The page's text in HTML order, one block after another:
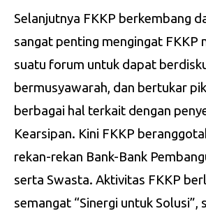
Selanjutnya FKKP berkembang
sangat penting mengingat FKKP
suatu forum untuk dapat
bermusyawarah, dan bertukar
berbagai hal terkait dengan
Kearsipan. Kini FKKP
rekan-rekan Bank-Bank
serta Swasta. Aktivitas FKKP
semangat “Sinergi untuk Solusi”,